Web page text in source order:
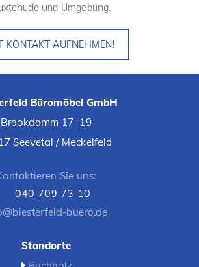
und Umgebung.
KONTAKT AUFNEHMEN!
Büromöbel GmbH
Brookdamm 17–19
Seevetal / Meckelfeld
Sie uns:
040 709 73 10
buero.de
Standorte